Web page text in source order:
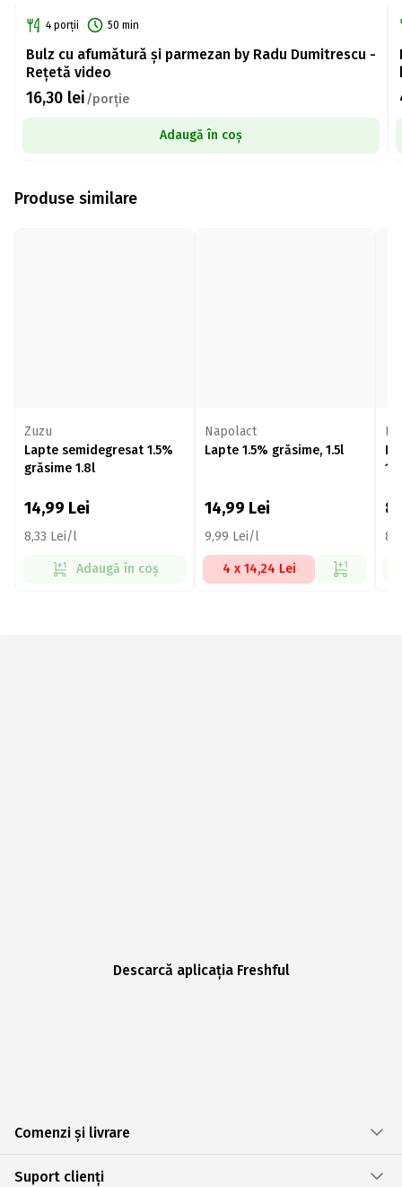
4 porții 50 min
Bulz cu afumătură și parmezan by Radu Dumitrescu -
Rețetă video
16,30 lei/porție
Adaugă în coș
Produse similare
Zuzu
Lapte semidegresat 1.5%
grăsime 1.8l
14,99 Lei
8,33 Lei/l
Adaugă în coș
Napolact
Lapte 1.5% grăsime, 1.5l
14,99 Lei
9,99 Lei/l
4 x 14,24 Lei
Descarcă aplicația Freshful
Comenzi și livrare
Suport clienți